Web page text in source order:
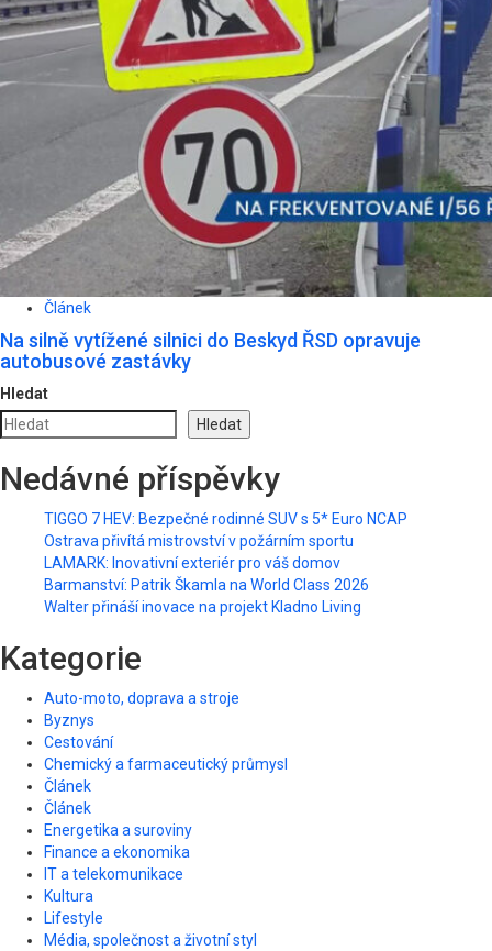
Článek
Na silně vytížené silnici do Beskyd ŘSD opravuje
autobusové zastávky
Hledat
Hledat
Nedávné příspěvky
TIGGO 7 HEV: Bezpečné rodinné SUV s 5* Euro NCAP
Ostrava přivítá mistrovství v požárním sportu
LAMARK: Inovativní exteriér pro váš domov
Barmanství: Patrik Škamla na World Class 2026
Walter přináší inovace na projekt Kladno Living
Kategorie
Auto-moto, doprava a stroje
Byznys
Cestování
Chemický a farmaceutický průmysl
Článek
Článek
Energetika a suroviny
Finance a ekonomika
IT a telekomunikace
Kultura
Lifestyle
Média, společnost a životní styl